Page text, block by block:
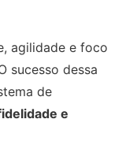
agilidade e foco
sucesso dessa
de
e